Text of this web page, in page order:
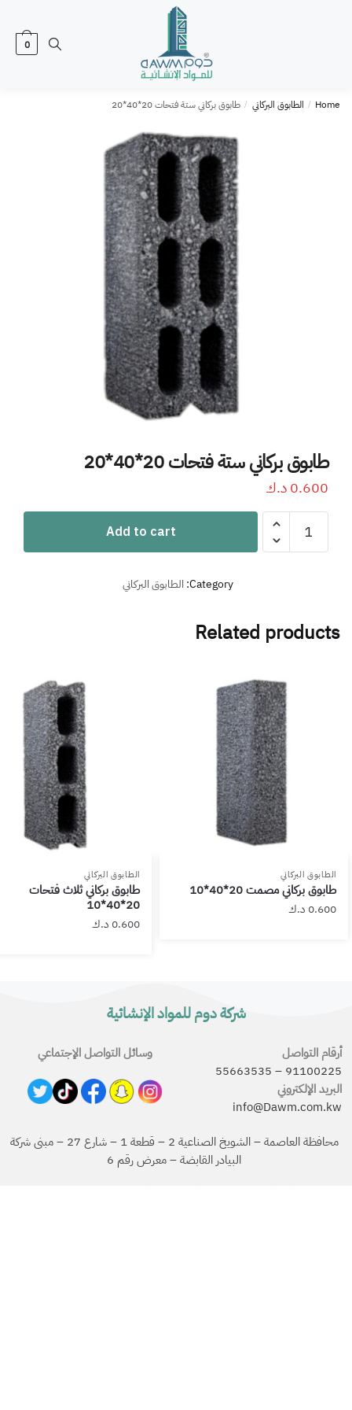
0
Home
/ الطابوق البركاني / طابوق بركاني ستة فتحات 20*40*20
طابوق بركاني ستة فتحات 20*40*20
0.600د.ك
Add to cart
Category: الطابوق البركاني
Related products
الطابوق البركاني
طابوق بركاني مصمت 20*40*10
0.600 د.ك
الطابوق البركاني
طابوق بركاني ثلاث فتحات
20*40*10
0.600 د.ك
شركة دوم للمواد الإنشائية
أرقام التواصل
91100225
–
55663535
البريد الإلكتروني
info@Dawm.com.kw
وسائل التواصل الإجتماعي
محافظة العاصمة – الشويخ الصناعية 2 – قطعة 1 – شارع 27 – مبنى شركة
البيادر القابضة – معرض رقم 6